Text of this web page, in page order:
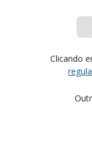
Clicando